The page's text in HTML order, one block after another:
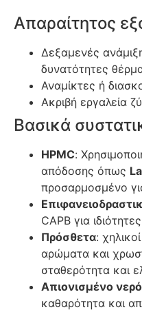
Απαραίτητος
Δεξαμενές
δυνατότητες
Αναμίκτες ή
Ακριβή εργαλεία
Βασικά
HPMC:
απόδοσης όπως
προσαρμοσμένο
CAPB για
Πρόσθετα:
αρώματα και
σταθερότητα και
Απιονισμένο νερό
καθαρότητα και